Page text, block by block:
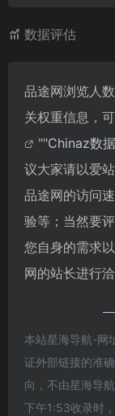
数据评估
品途网浏览人
关权重信息，
""Chinaz数据
议大家请以爱
品途网的访问
验等；当然要
您自身的需求
网的站长进行
本站星海导航-网
证外部链接的准
向，不由星海导
下午1:53收录时